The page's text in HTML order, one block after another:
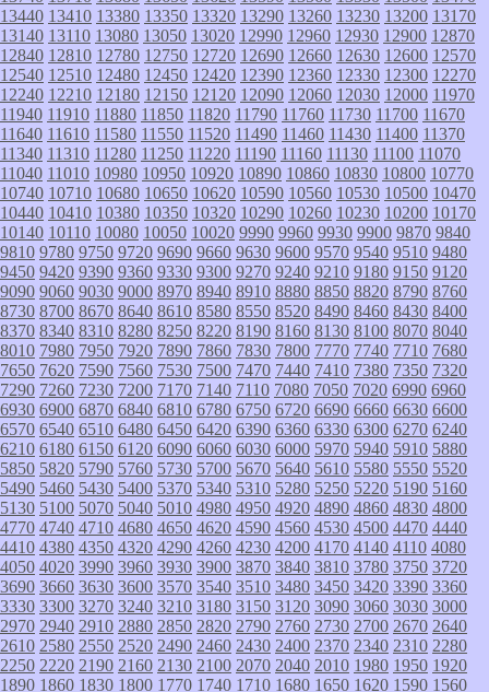
13440 13410 13380 13350 13320 13290 13260 13230 13200 13170
13140 13110 13080 13050 13020 12990 12960 12930 12900 12870
12840 12810 12780 12750 12720 12690 12660 12630 12600 12570
12540 12510 12480 12450 12420 12390 12360 12330 12300 12270
12240 12210 12180 12150 12120 12090 12060 12030 12000 11970
11940 11910 11880 11850 11820 11790 11760 11730 11700 11670
11640 11610 11580 11550 11520 11490 11460 11430 11400 11370
11340 11310 11280 11250 11220 11190 11160 11130 11100 11070
11040 11010 10980 10950 10920 10890 10860 10830 10800 10770
10740 10710 10680 10650 10620 10590 10560 10530 10500 10470
10440 10410 10380 10350 10320 10290 10260 10230 10200 10170
10140 10110 10080 10050 10020 9990 9960 9930 9900 9870 9840
9810 9780 9750 9720 9690 9660 9630 9600 9570 9540 9510 9480
9450 9420 9390 9360 9330 9300 9270 9240 9210 9180 9150 9120
9090 9060 9030 9000 8970 8940 8910 8880 8850 8820 8790 8760
8730 8700 8670 8640 8610 8580 8550 8520 8490 8460 8430 8400
8370 8340 8310 8280 8250 8220 8190 8160 8130 8100 8070 8040
8010 7980 7950 7920 7890 7860 7830 7800 7770 7740 7710 7680
7650 7620 7590 7560 7530 7500 7470 7440 7410 7380 7350 7320
7290 7260 7230 7200 7170 7140 7110 7080 7050 7020 6990 6960
6930 6900 6870 6840 6810 6780 6750 6720 6690 6660 6630 6600
6570 6540 6510 6480 6450 6420 6390 6360 6330 6300 6270 6240
6210 6180 6150 6120 6090 6060 6030 6000 5970 5940 5910 5880
5850 5820 5790 5760 5730 5700 5670 5640 5610 5580 5550 5520
5490 5460 5430 5400 5370 5340 5310 5280 5250 5220 5190 5160
5130 5100 5070 5040 5010 4980 4950 4920 4890 4860 4830 4800
4770 4740 4710 4680 4650 4620 4590 4560 4530 4500 4470 4440
4410 4380 4350 4320 4290 4260 4230 4200 4170 4140 4110 4080
4050 4020 3990 3960 3930 3900 3870 3840 3810 3780 3750 3720
3690 3660 3630 3600 3570 3540 3510 3480 3450 3420 3390 3360
3330 3300 3270 3240 3210 3180 3150 3120 3090 3060 3030 3000
2970 2940 2910 2880 2850 2820 2790 2760 2730 2700 2670 2640
2610 2580 2550 2520 2490 2460 2430 2400 2370 2340 2310 2280
2250 2220 2190 2160 2130 2100 2070 2040 2010 1980 1950 1920
1890 1860 1830 1800 1770 1740 1710 1680 1650 1620 1590 1560